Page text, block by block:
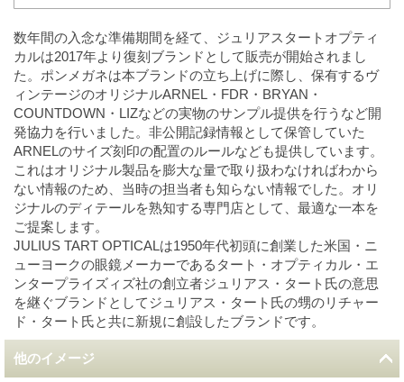
数年間の入念な準備期間を経て、ジュリアスタートオプティ
カルは2017年より復刻ブランドとして販売が開始されまし
た。ポンメガネは本ブランドの立ち上げに際し、保有するヴ
ィンテージのオリジナルARNEL・FDR・BRYAN・
COUNTDOWN・LIZなどの実物のサンプル提供を行うなど開
発協力を行いました。非公開記録情報として保管していた
ARNELのサイズ刻印の配置のルールなども提供しています。
これはオリジナル製品を膨大な量で取り扱わなければわから
ない情報のため、当時の担当者も知らない情報でした。オリ
ジナルのディテールを熟知する専門店として、最適な一本を
ご提案します。
JULIUS TART OPTICALは1950年代初頭に創業した米国・ニ
ューヨークの眼鏡メーカーであるタート・オプティカル・エ
ンタープライズィズ社の創立者ジュリアス・タート氏の意思
を継ぐブランドとしてジュリアス・タート氏の甥のリチャー
ド・タート氏と共に新規に創設したブランドです。
他のイメージ